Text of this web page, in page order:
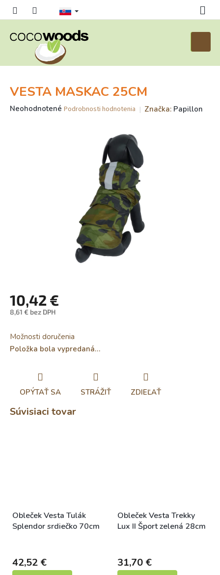
košík
VESTA MASKAC 25CM
Priemerné
Neohodnotené Podrobnosti hodnotenia Značka: Papillon
10,42 €
8,61 € bez DPH
cena:
Možnosti doručenia
Položka bola vypredaná…
OPÝTAŤ SA STRÁŽIŤ ZDIEĽAŤ
Súvisiaci tovar
Obleček Vesta Tulák
Splendor srdiečko 70cm
42,52 €
Obleček Vesta Trekky
Lux II Šport zelená 28cm
31,70 €